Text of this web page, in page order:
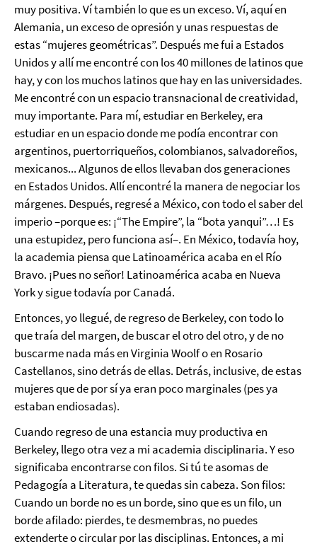
muy positiva. Ví también lo que es un exceso. Ví, aquí en
Alemania, un exceso de opresión y unas respuestas de
estas “mujeres geométricas”. Después me fui a Estados
Unidos y allí me encontré con los 40 millones de latinos que
hay, y con los muchos latinos que hay en las universidades.
Me encontré con un espacio transnacional de creatividad,
muy importante. Para mí, estudiar en Berkeley, era
estudiar en un espacio donde me podía encontrar con
argentinos, puertorriqueños, colombianos, salvadoreños,
mexicanos... Algunos de ellos llevaban dos generaciones
en Estados Unidos. Allí encontré la manera de negociar los
márgenes. Después, regresé a México, con todo el saber del
imperio –porque es: ¡“The Empire”, la “bota yanqui”…! Es
una estupidez, pero funciona así–. En México, todavía hoy,
la academia piensa que Latinoamérica acaba en el Río
Bravo. ¡Pues no señor! Latinoamérica acaba en Nueva
York y sigue todavía por Canadá.
Entonces, yo llegué, de regreso de Berkeley, con todo lo
que traía del margen, de buscar el otro del otro, y de no
buscarme nada más en Virginia Woolf o en Rosario
Castellanos, sino detrás de ellas. Detrás, inclusive, de estas
mujeres que de por sí ya eran poco marginales (pes ya
estaban endiosadas).
Cuando regreso de una estancia muy productiva en
Berkeley, llego otra vez a mi academia disciplinaria. Y eso
significaba encontrarse con filos. Si tú te asomas de
Pedagogía a Literatura, te quedas sin cabeza. Son filos:
Cuando un borde no es un borde, sino que es un filo, un
borde afilado: pierdes, te desmembras, no puedes
extenderte o circular por las disciplinas. Entonces, a mi